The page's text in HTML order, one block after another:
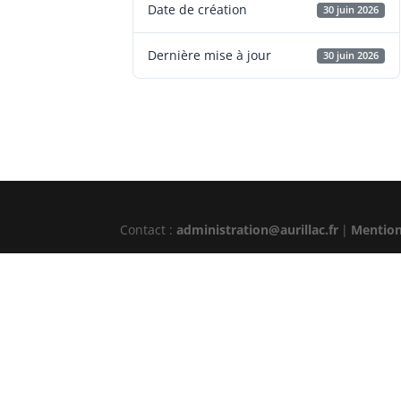
Date de création 30 juin 2026
Dernière mise à jour 30 juin 2026
Contact :administration@aurillac.fr |